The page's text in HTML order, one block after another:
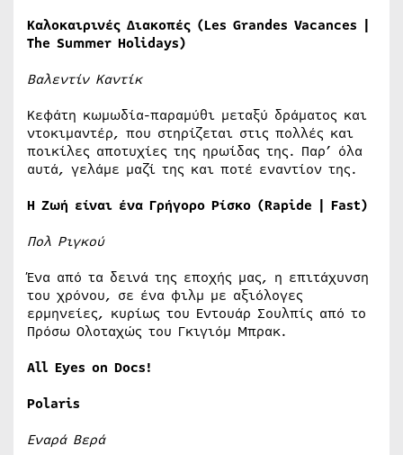
Καλοκαιρινές Διακοπές (Les Grandes Vacances |
The Summer Holidays)
Βαλεντίν Καντίκ
Κεφάτη κωμωδία-παραμύθι μεταξύ δράματος και
ντοκιμαντέρ, που στηρίζεται στις πολλές και
ποικίλες αποτυχίες της ηρωίδας της. Παρ’ όλα
αυτά, γελάμε μαζί της και ποτέ εναντίον της.
Η Ζωή είναι ένα Γρήγορο Ρίσκο (Rapide | Fast)
Πολ Ριγκού
Ένα από τα δεινά της εποχής μας, η επιτάχυνση
του χρόνου, σε ένα φιλμ με αξιόλογες
ερμηνείες, κυρίως του Εντουάρ Σουλπίς από το
Πρόσω Ολοταχώς του Γκιγιόμ Μπρακ.
All Eyes on Docs!
Polaris
Εναρά Βερά